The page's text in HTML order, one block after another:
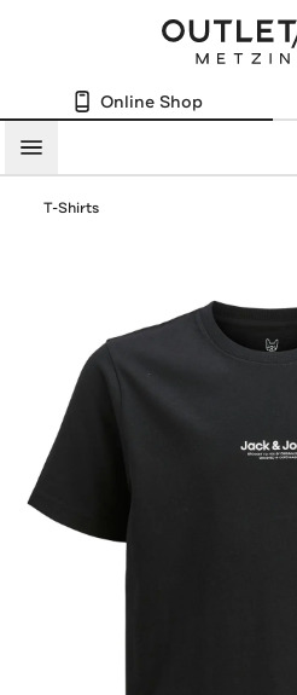
Online Shop
Menü
T-Shirts